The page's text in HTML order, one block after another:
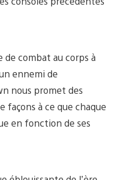
de combat au corps à
ennemi de
nous promet des
façons à ce que chaque
en fonction de ses